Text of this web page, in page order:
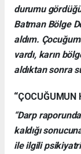
durumu
Batman Bölge
aldım.
vardı, karın
aldıktan sonra
“ÇOCUĞUMUN
“Darp
kaldığı
ile ilgili